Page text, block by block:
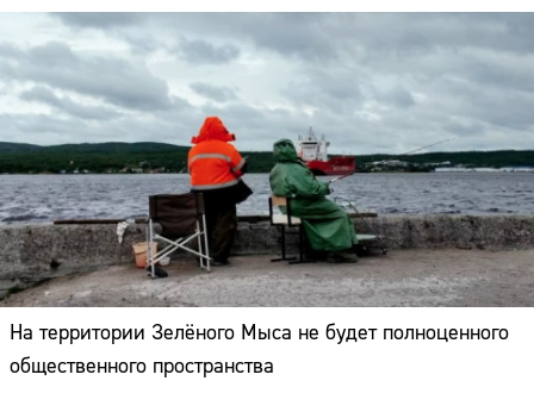
На территории Зелёного Мыса не будет полноценного
общественного пространства